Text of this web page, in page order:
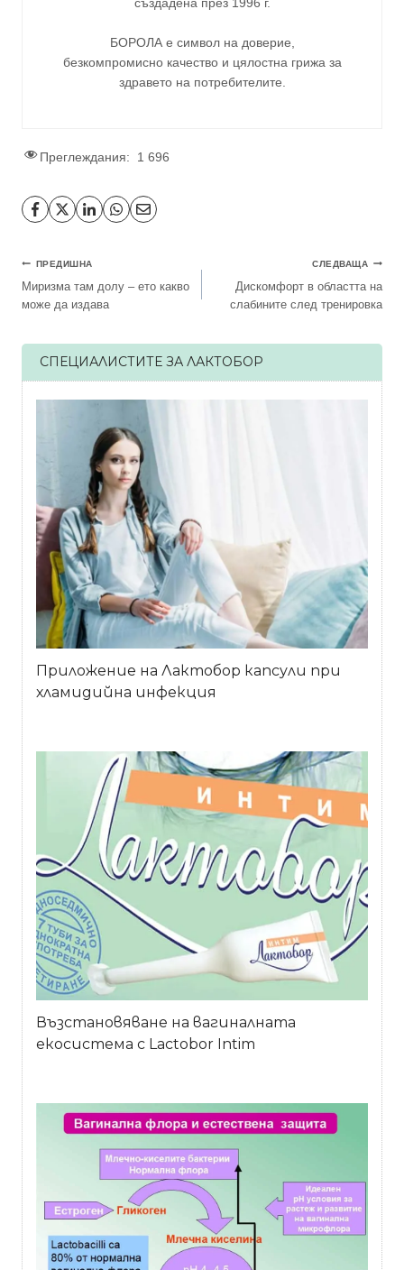
създадена през 1996 г.
БОРОЛА е символ на доверие,
безкомпромисно качество и цялостна грижа за
здравето на потребителите.
Преглеждания: 1 696
Навигация
ПРЕДИШНА
Миризма там долу – ето какво
може да издава
СЛЕДВАЩА
Дискомфорт в областта на
слабините след тренировка
СПЕЦИАЛИСТИТЕ ЗА ЛАКТОБОР
Приложение на Лактобор капсули при
хламидийна инфекция
Възстановяване на вагиналната
екосистема с Lactobor Intim